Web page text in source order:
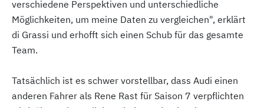
verschiedene Perspektiven und unterschiedliche
Möglichkeiten, um meine Daten zu vergleichen", erklärt
di Grassi und erhofft sich einen Schub für das gesamte
Team.
Tatsächlich ist es schwer vorstellbar, dass Audi einen
anderen Fahrer als Rene Rast für Saison 7 verpflichten